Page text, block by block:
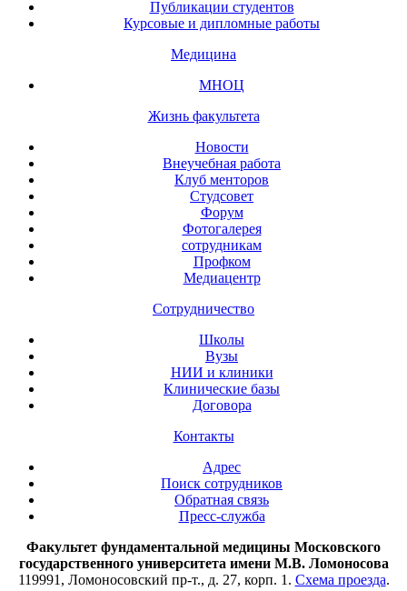
Публикации студентов
Курсовые и дипломные работы
Медицина
МНОЦ
Жизнь факультета
Новости
Внеучебная работа
Клуб менторов
Студсовет
Форум
Фотогалерея
сотрудникам
Профком
Медиацентр
Сотрудничество
Школы
Вузы
НИИ и клиники
Клинические базы
Договора
Контакты
Адрес
Поиск сотрудников
Обратная связь
Пресс-служба
Факультет фундаментальной медицины Московского
государственного университета имени М.В. Ломоносова
119991, Ломоносовский пр-т., д. 27, корп. 1. Схема проезда.